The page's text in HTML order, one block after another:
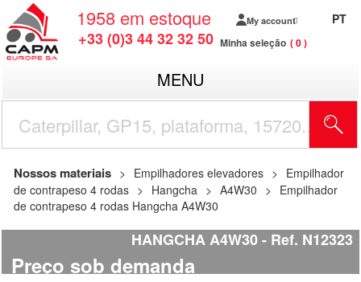
1958 em estoque
+33 (0)3 44 32 32 50
My account
Minha seleção 0
PT
MENU
Nossos materiais Empilhadores elevadores
Empilhador
de contrapeso 4 rodas
Hangcha A4W30
Empilhador
de contrapeso 4 rodas Hangcha A4W30
HANGCHA A4W30 Ref. N12323
Preço sob demanda